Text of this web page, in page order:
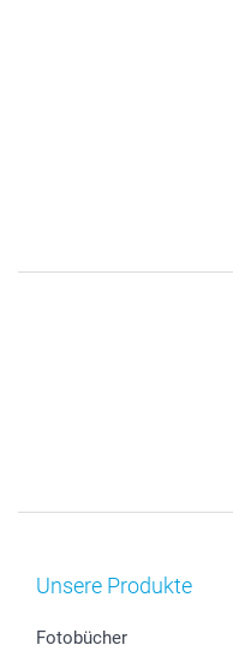
Unsere Produkte
Fotobücher